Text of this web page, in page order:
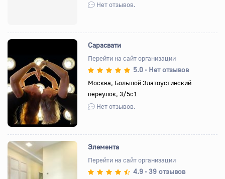
Нет отзывов.
Назад Вперед
Сарасвати
Перейти на сайт организации
5.0 • Нет отзывов
Москва, Большой Златоустинский
переулок, 3/5с1
Нет отзывов.
Элемента
Перейти на сайт организации
4.9 • 39 отзывов